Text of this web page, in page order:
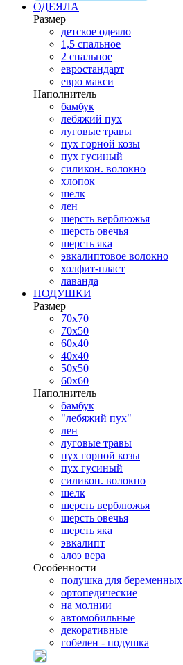
ОДЕЯЛА
Размер
детское одеяло
1,5 спальное
2 спальное
евростандарт
евро макси
Наполнитель
бамбук
лебяжий пух
луговые травы
пух горной козы
пух гусиный
силикон. волокно
хлопок
шелк
лен
шерсть верблюжья
шерсть овечья
шерсть яка
эвкалиптовое волокно
холфит-пласт
лаванда
ПОДУШКИ
Размер
70х70
70х50
60х40
40х40
50х50
60х60
Наполнитель
бамбук
"лебяжий пух"
лен
луговые травы
пух горной козы
пух гусиный
силикон. волокно
шелк
шерсть верблюжья
шерсть овечья
шерсть яка
эвкалипт
алоэ вера
Особенности
подушка для беременных
ортопедические
на молнии
автомобильные
декоративные
гобелен - подушка